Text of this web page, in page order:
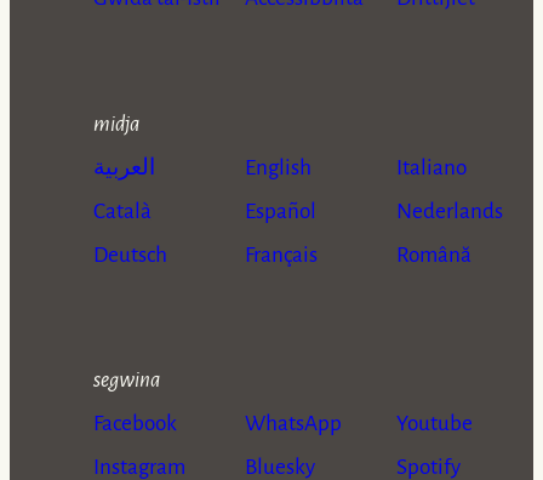
midja
العربية
Català
Deutsch
English
Español
Français
Italiano
Nederlands
Română
segwina
Facebook
Instagram
WhatsApp
Bluesky
Youtube
Spotify